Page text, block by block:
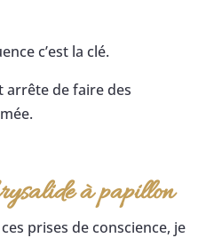
c’est la clé.
arrête de faire des
à papillon
prises de conscience, je